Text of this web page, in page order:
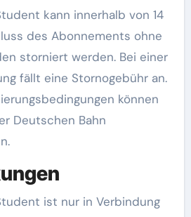
kann innerhalb von 14
des Abonnements ohne
storniert werden. Bei einer
fällt eine Stornogebühr an.
können
Deutschen Bahn
ist nur in Verbindung